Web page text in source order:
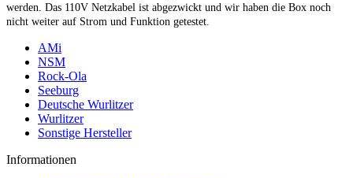
werden. Das 110V Netzkabel ist abgezwickt und wir haben die Box noch
nicht weiter auf Strom und Funktion getestet.
AMi
NSM
Rock-Ola
Seeburg
Deutsche Wurlitzer
Wurlitzer
Sonstige Hersteller
Informationen